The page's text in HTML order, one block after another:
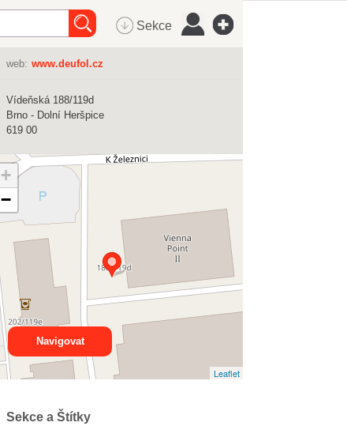
Sekce
web: www.deufol.cz
Vídeňská 188/119d
Brno - Dolní Heršpice
619 00
+
−
Leaflet
Navigovat
Sekce a Štítky